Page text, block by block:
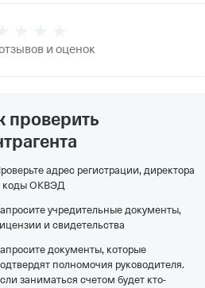
и оценок
проверить
адрес регистрации, директора
коды ОКВЭД
учредительные документы,
и свидетельства
документы, которые
полномочия руководителя.
заниматься счетом будет кто-